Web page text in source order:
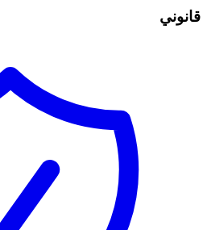
قانوني